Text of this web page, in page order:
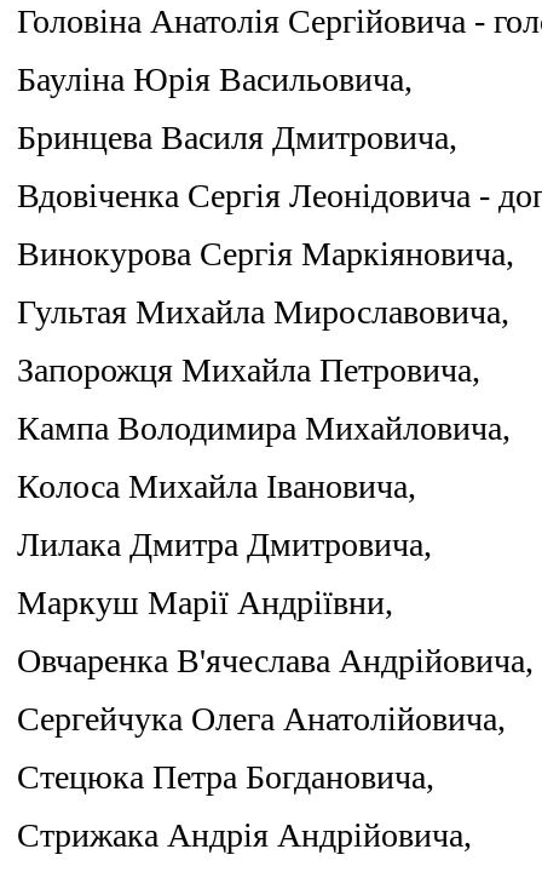
Головіна Анатолія Сергійовича -
Бауліна Юрія Васильовича,
Бринцева Василя Дмитровича,
Вдовіченка Сергія Леонідовича -
Винокурова Сергія Маркіяновича,
Гультая Михайла Мирославовича,
Запорожця Михайла Петровича,
Кампа Володимира Михайловича,
Колоса Михайла Івановича,
Лилака Дмитра Дмитровича,
Маркуш Марії Андріївни,
Овчаренка В'ячеслава Андрійовича,
Сергейчука Олега Анатолійовича,
Стецюка Петра Богдановича,
Стрижака Андрія Андрійовича,